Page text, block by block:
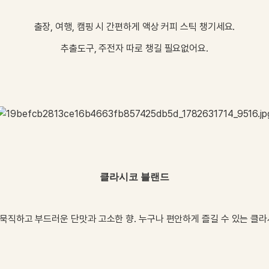
출장, 여행, 캠핑 시 간편하게 액상 커피 스틱 챙기세요.
추출도구,주전자 따로 챙길 필요없어요.
클라시코 블랜드
묵직하고 부드러운 단맛과 고소한 향. 누구나 편안하게 즐길 수 있는 클